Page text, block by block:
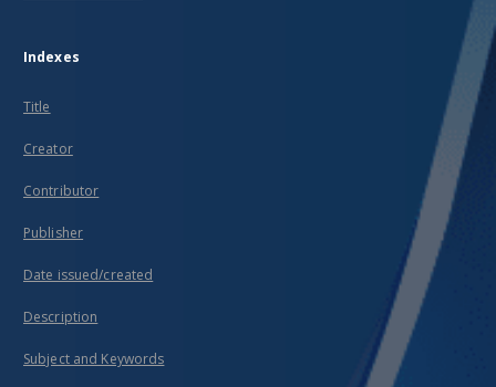
Indexes
Title
Creator
Contributor
Publisher
Date issued/created
Description
Subject and Keywords